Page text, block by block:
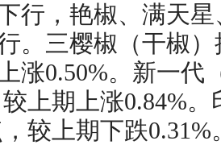
行，艳椒、满天
。三樱椒（干椒
涨0.50%。新一代
较上期上涨0.84%
较上期下跌0.31%